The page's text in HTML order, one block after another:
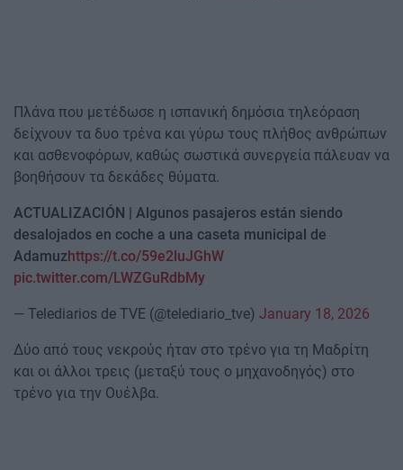
Πλάνα που μετέδωσε η ισπανική δημόσια τηλεόραση
δείχνουν τα δυο τρένα και γύρω τους πλήθος ανθρώπων
και ασθενοφόρων, καθώς σωστικά συνεργεία πάλευαν να
βοηθήσουν τα δεκάδες θύματα.
ACTUALIZACIÓN | Algunos pasajeros están siendo
desalojados en coche a una caseta municipal de
Adamuzhttps://t.co/59e2luJGhW
pic.twitter.com/LWZGuRdbMy
— Telediarios de TVE (@telediario_tve) January 18, 2026
Δύο από τους νεκρούς ήταν στο τρένο για τη Μαδρίτη
και οι άλλοι τρεις (μεταξύ τους ο μηχανοδηγός) στο
τρένο για την Ουέλβα.